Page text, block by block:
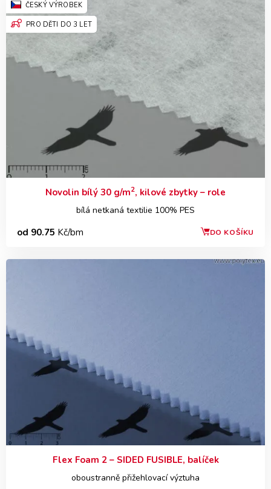
ČESKÝ VÝROBEK
PRO DĚTI DO 3 LET
Novolin bílý 30 g/m2, kilové zbytky – role
bílá netkaná textilie 100% PES
od 90.75 Kč/bm DO KOŠÍKU
Flex Foam 2 – SIDED FUSIBLE, balíček
oboustranně přižehlovací výztuha